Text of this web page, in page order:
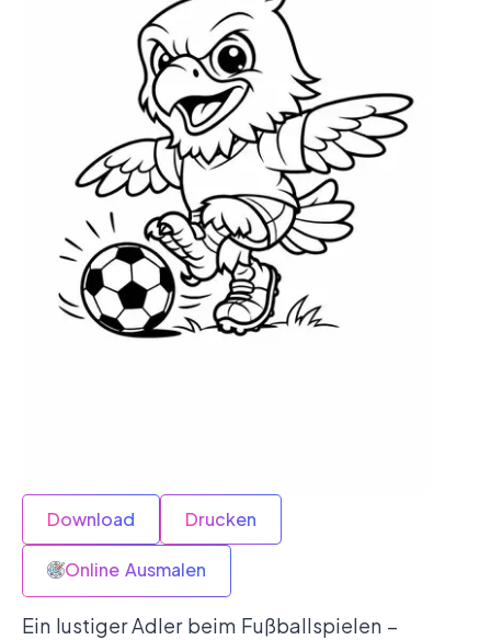
Download Drucken
Online Ausmalen
Ein lustiger Adler beim Fußballspielen –